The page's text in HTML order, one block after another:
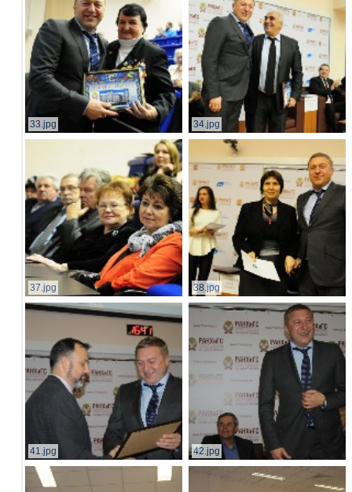
33.jpg 34.jpg
37.jpg 38.jpg
41.jpg 42.jpg